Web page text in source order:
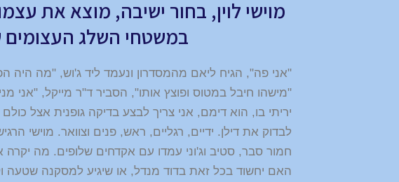
מוישי לוין, בחור ישיבה, מוצא את
במשטחי השלג העצומים
"אני פה", הגיח ליאם מהמסדרון ונעמד ליד ג'וש, "מה היה
"מישהו חיבל במטוס ופוצץ אותו", הסביר ד"ר מייקל, "אני
יריתי בו, הוא דימם, אני צריך לבצע בדיקה גופנית אצל
לבדוק את דילן. ידיים, רגליים, ראש, פנים וצוואר. מוישי
חמור סבר, סטיב וג'וני עמדו עם אקדחים שלופים. מה יקרה
האם יחשוד בכל זאת בדוד מנדל, או שיגיע למסקנה שטעה